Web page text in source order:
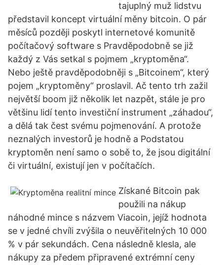
tajuplný muž lidstvu
představil koncept virtuální měny bitcoin. O pár
měsíců později poskytl internetové komunitě
počítačový software s Pravděpodobně se již
každý z Vás setkal s pojmem „kryptoměna“.
Nebo ještě pravděpodobněji s „Bitcoinem“, který
pojem „kryptoměny“ proslavil. Ač tento trh zažil
největší boom již několik let nazpět, stále je pro
většinu lidí tento investiční instrument „záhadou“,
a dělá tak čest svému pojmenování. A protože
neznalých investorů je hodně a Podstatou
kryptoměn není samo o sobě to, že jsou digitální
či virtuální, existují jen v počítačích.
Získané Bitcoin pak
použili na nákup
náhodné mince s názvem Viacoin, jejíž hodnota
se v jedné chvíli zvýšila o neuvěřitelných 10 000
% v pár sekundách. Cena následně klesla, ale
nákupy za předem připravené extrémní ceny